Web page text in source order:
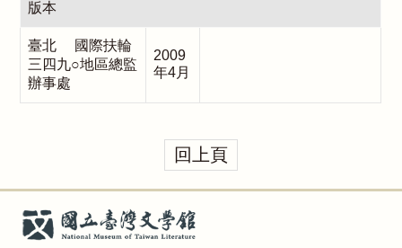
版本
臺北 國際扶輪
三四九○地區總監
辦事處
2009
年4月
回上頁